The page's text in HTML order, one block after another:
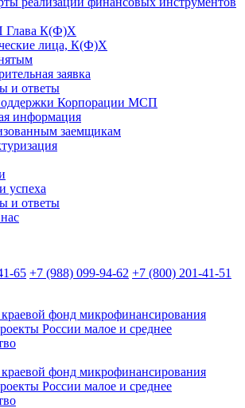
К(Ф)Х
лица, К(Ф)Х
заявка
и ответы
Корпорации МСП
информация
заемщикам
успеха
и ответы
65 +7 (988) 099-94-62 +7 (800) 201-41-51